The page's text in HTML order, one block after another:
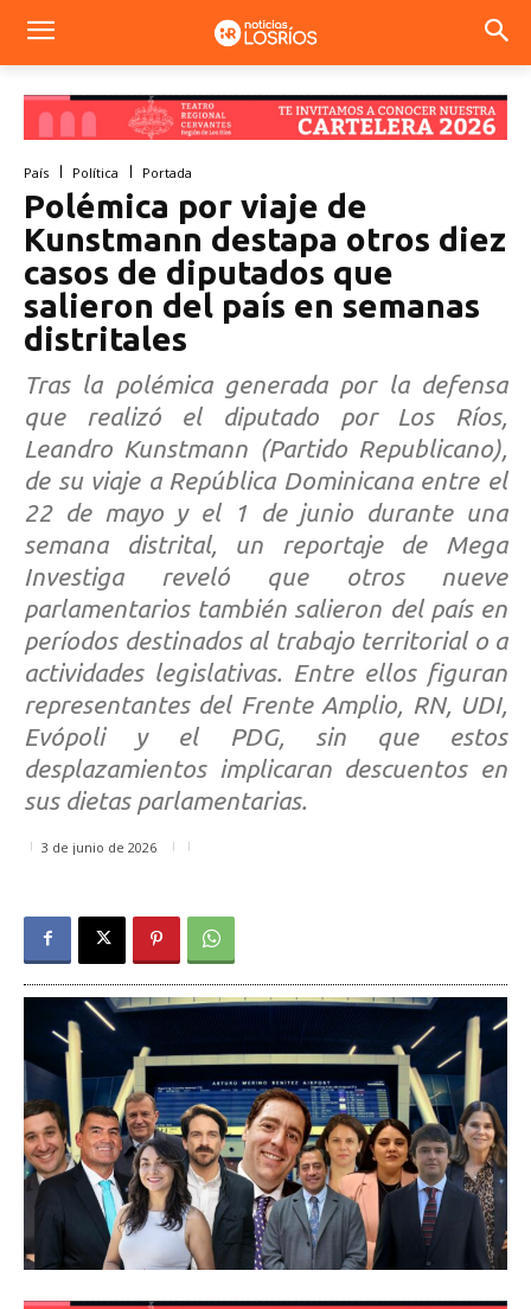
País Política Portada
Polémica por viaje de
Kunstmann destapa otros diez
casos de diputados que
salieron del país en semanas
distritales
Tras la polémica generada por la defensa
que realizó el diputado por Los Ríos,
Leandro Kunstmann (Partido Republicano),
de su viaje a República Dominicana entre el
22 de mayo y el 1 de junio durante una
semana distrital, un reportaje de Mega
Investiga reveló que otros nueve
parlamentarios también salieron del país en
períodos destinados al trabajo territorial o a
actividades legislativas. Entre ellos figuran
representantes del Frente Amplio, RN, UDI,
Evópoli y el PDG, sin que estos
desplazamientos implicaran descuentos en
sus dietas parlamentarias.
3 de junio de 2026